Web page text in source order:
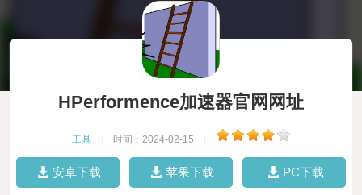
HPerformence加速器官网网址
工具 时间：2024-02-15
安卓下载 苹果下载 PC下载